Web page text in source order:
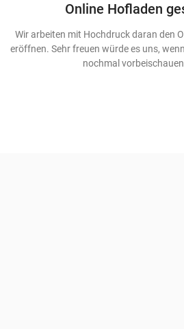
Online Hofladen
Wir arbeiten mit Hochdruck daran den
eröffnen. Sehr freuen würde es uns,
nochmal